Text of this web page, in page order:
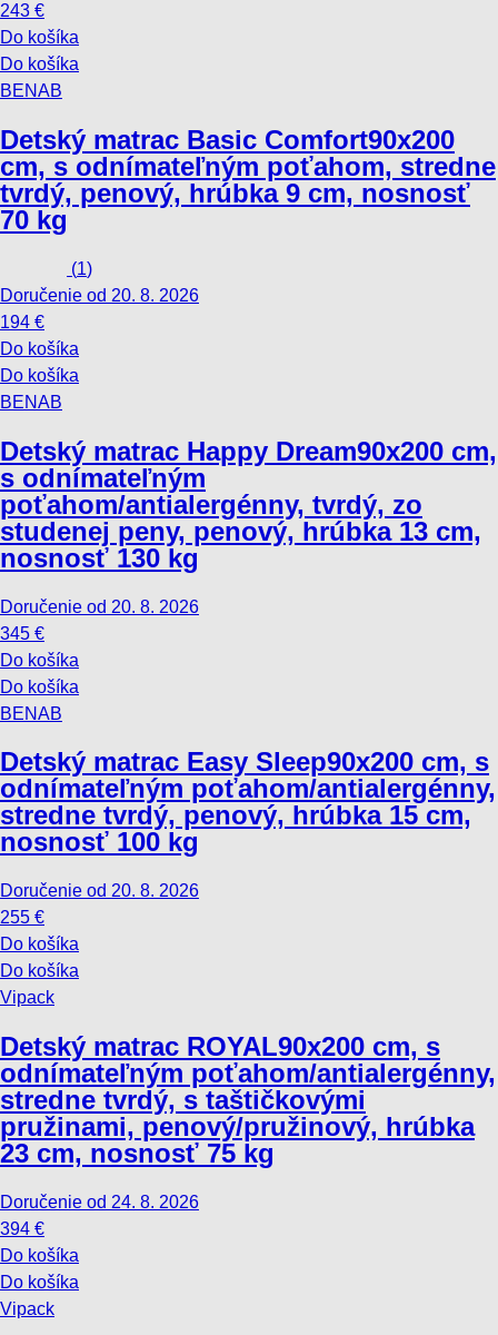
243 €
Do košíka
Do košíka
BENAB
Detský matrac Basic Comfort90x200
cm, s odnímateľným poťahom, stredne
tvrdý, penový, hrúbka 9 cm, nosnosť
70 kg
(1)
Doručenie od 20. 8. 2026
194 €
Do košíka
Do košíka
BENAB
Detský matrac Happy Dream90x200 cm,
s odnímateľným
poťahom/antialergénny, tvrdý, zo
studenej peny, penový, hrúbka 13 cm,
nosnosť 130 kg
Doručenie od 20. 8. 2026
345 €
Do košíka
Do košíka
BENAB
Detský matrac Easy Sleep90x200 cm, s
odnímateľným poťahom/antialergénny,
stredne tvrdý, penový, hrúbka 15 cm,
nosnosť 100 kg
Doručenie od 20. 8. 2026
255 €
Do košíka
Do košíka
Vipack
Detský matrac ROYAL90x200 cm, s
odnímateľným poťahom/antialergénny,
stredne tvrdý, s taštičkovými
pružinami, penový/pružinový, hrúbka
23 cm, nosnosť 75 kg
Doručenie od 24. 8. 2026
394 €
Do košíka
Do košíka
Vipack